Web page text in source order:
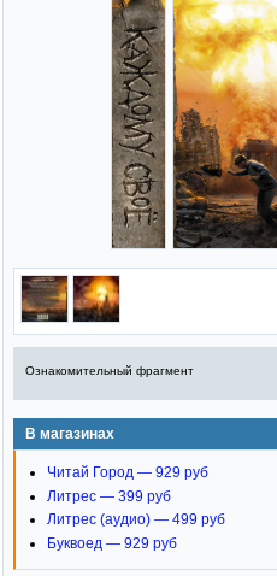
Ознакомительный фрагмент
В магазинах
Читай Город — 929 руб
Литрес — 399 руб
Литрес (аудио) — 499 руб
Буквоед — 929 руб